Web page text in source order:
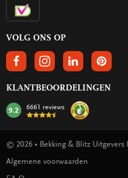
VOLG ONS OP
VOLGS ONS OP FACEBOOK
VOLG ONS OPVOLG ONS OP
VOLG
KLANTBEOORDELINGEN
mark:
9.2 6661 reviews
© 2026 • Bekking & Blitz Uitgevers
Algemene voorwaarden